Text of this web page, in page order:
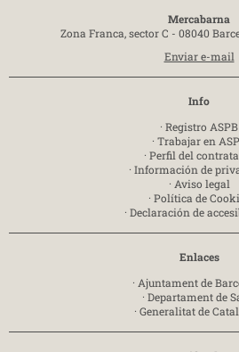
Mercabarna
Zona Franca, sector C - 08040
Enviar e-mail
Info
· Registro ASPB
· Trabajar en
· Perfil del
· Información de
· Aviso legal
· Política de
· Declaración de
Enlaces
· Ajuntament de
· Departament de
· Generalitat de